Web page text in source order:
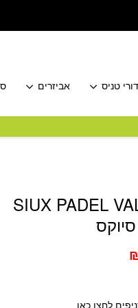
טניס אביזרים
SIUX PADEL
המחיר
לחצו כאן